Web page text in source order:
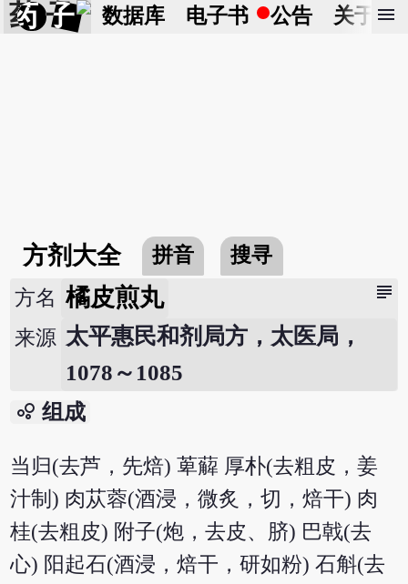
药 子 数据库 电子书 公告 关于 menu
方剂大全 拼音 搜寻
subject
方名 橘皮煎丸
来源 太平惠民和剂局方，太医局，
1078～1085
bubble_chart 组成
当归(去芦，先焙) 萆薢 厚朴(去粗皮，姜
汁制) 肉苁蓉(酒浸，微炙，切，焙干) 肉
桂(去粗皮) 附子(炮，去皮、脐) 巴戟(去
心) 阳起石(酒浸，焙干，研如粉) 石斛(去